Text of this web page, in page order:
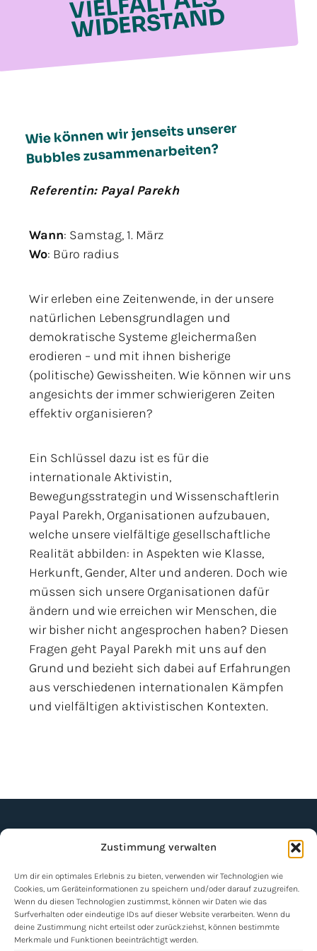
Zustimmung verwalten
Um dir ein optimales Erlebnis zu bieten, verwenden wir Technologien wie
Cookies, um Geräteinformationen zu speichern und/oder darauf zuzugreifen.
Wenn du diesen Technologien zustimmst, können wir Daten wie das
Surfverhalten oder eindeutige IDs auf dieser Website verarbeiten. Wenn du
deine Zustimmung nicht erteilst oder zurückziehst, können bestimmte
Merkmale und Funktionen beeinträchtigt werden.
D
Wie können wir jenseits unserer
Bubbles zusammenarbeiten?
Referentin: Payal Parekh
Wann: Samstag, 1. März
Wo: Büro radius
Wir erleben eine Zeitenwende, in der unsere
natürlichen Lebensgrundlagen und
demokratische Systeme gleichermaßen
erodieren – und mit ihnen bisherige
(politische) Gewissheiten. Wie können wir uns
angesichts der immer schwierigeren Zeiten
effektiv organisieren?
Ein Schlüssel dazu ist es für die
internationale Aktivistin,
Bewegungsstrategin und Wissenschaftlerin
Payal Parekh, Organisationen aufzubauen,
welche unsere vielfältige gesellschaftliche
Realität abbilden: in Aspekten wie Klasse,
Herkunft, Gender, Alter und anderen. Doch wie
müssen sich unsere Organisationen dafür
ändern und wie erreichen wir Menschen, die
wir bisher nicht angesprochen haben? Diesen
Fragen geht Payal Parekh mit uns auf den
Grund und bezieht sich dabei auf Erfahrungen
aus verschiedenen internationalen Kämpfen
und vielfältigen aktivistischen Kontexten.
NEWSLETTER